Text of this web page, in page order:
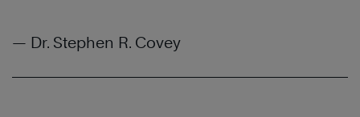
— Dr. Stephen R. Covey